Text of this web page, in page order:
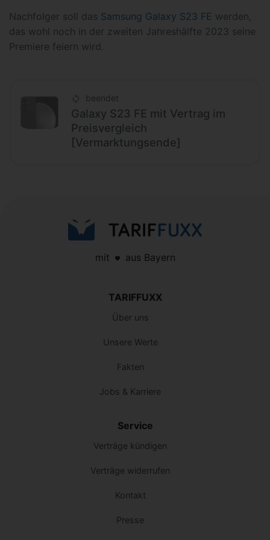
Nachfolger soll das Samsung Galaxy S23 FE werden,
das wohl noch in der zweiten Jahreshälfte 2023 seine
Premiere feiern wird.
beendet
Galaxy S23 FE mit Vertrag im
Preisvergleich
[Vermarktungsende]
mit aus Bayern
TARIFFUXX
Über uns
Unsere Werte
Fakten
Jobs & Karriere
Service
Verträge kündigen
Verträge widerrufen
Kontakt
Presse